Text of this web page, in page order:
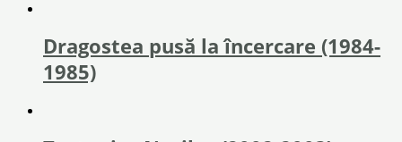
Dragostea pusă la încercare (1984-
1985)